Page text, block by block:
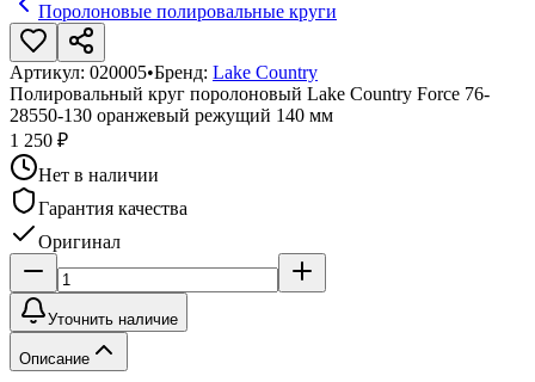
Поролоновые полировальные круги
Артикул: 020005•Бренд: Lake Country
Полировальный круг поролоновый Lake Country Force 76-
28550-130 оранжевый режущий 140 мм
1 250 ₽
Нет в наличии
Гарантия качества
Оригинал
Уточнить наличие
Описание